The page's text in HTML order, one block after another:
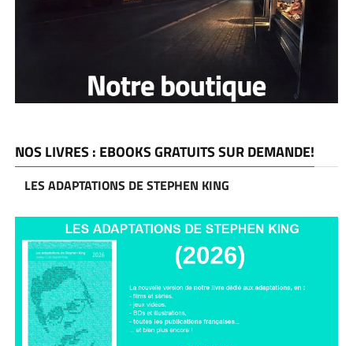
NOS LIVRES : EBOOKS GRATUITS SUR DEMANDE!
LES ADAPTATIONS DE STEPHEN KING